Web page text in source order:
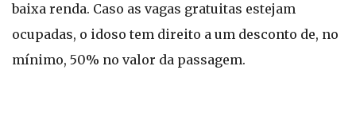
baixa renda. Caso as vagas gratuitas estejam
ocupadas, o idoso tem direito a um desconto de, no
mínimo, 50% no valor da passagem.